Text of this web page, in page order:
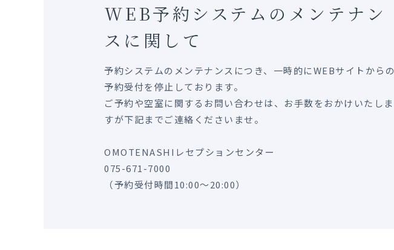
WEB予約システムのメンテナン
スに関して
予約システムのメンテナンスにつき、一時的にWEBサイトからの
予約受付を停止しております。
ご予約や空室に関するお問い合わせは、お手数をおかけいたしま
すが下記までご連絡くださいませ。
OMOTENASHIレセプションセンター
075-671-7000
（予約受付時間10:00～20:00）